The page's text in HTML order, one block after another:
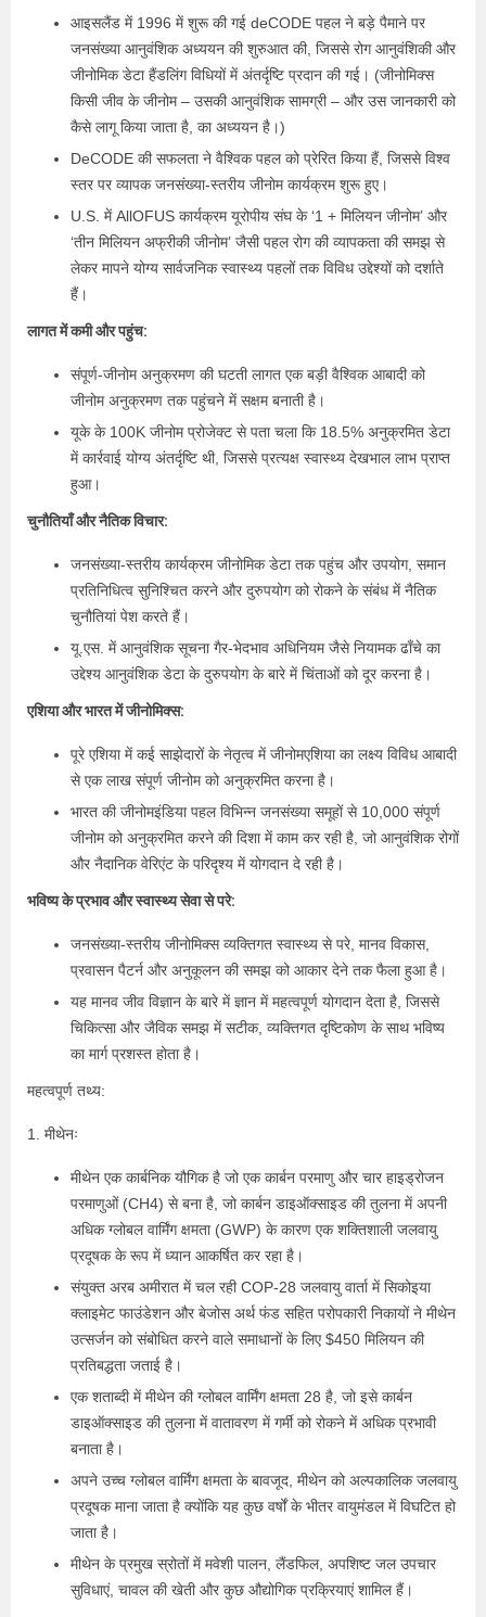
आइसलैंड में 1996 में शुरू की गई deCODE पहल ने बड़े पैमाने पर
जनसंख्या आनुवंशिक अध्ययन की शुरुआत की, जिससे रोग आनुवंशिकी और
जीनोमिक डेटा हैंडलिंग विधियों में अंतर्दृष्टि प्रदान की गई। (जीनोमिक्स
किसी जीव के जीनोम – उसकी आनुवंशिक सामग्री – और उस जानकारी को
कैसे लागू किया जाता है, का अध्ययन है।)
DeCODE की सफलता ने वैश्विक पहल को प्रेरित किया हैं, जिससे विश्व
स्तर पर व्यापक जनसंख्या-स्तरीय जीनोम कार्यक्रम शुरू हुए।
U.S. में AllOFUS कार्यक्रम यूरोपीय संघ के ‘1 + मिलियन जीनोम’ और
‘तीन मिलियन अफ्रीकी जीनोम’ जैसी पहल रोग की व्यापकता की समझ से
लेकर मापने योग्य सार्वजनिक स्वास्थ्य पहलों तक विविध उद्देश्यों को दर्शाते
हैं।
लागत में कमी और पहुंच:
संपूर्ण-जीनोम अनुक्रमण की घटती लागत एक बड़ी वैश्विक आबादी को
जीनोम अनुक्रमण तक पहुंचने में सक्षम बनाती है।
यूके के 100K जीनोम प्रोजेक्ट से पता चला कि 18.5% अनुक्रमित डेटा
में कार्रवाई योग्य अंतर्दृष्टि थी, जिससे प्रत्यक्ष स्वास्थ्य देखभाल लाभ प्राप्त
हुआ।
चुनौतियाँ और नैतिक विचार:
जनसंख्या-स्तरीय कार्यक्रम जीनोमिक डेटा तक पहुंच और उपयोग, समान
प्रतिनिधित्व सुनिश्चित करने और दुरुपयोग को रोकने के संबंध में नैतिक
चुनौतियां पेश करते हैं।
यू.एस. में आनुवंशिक सूचना गैर-भेदभाव अधिनियम जैसे नियामक ढाँचे का
उद्देश्य आनुवंशिक डेटा के दुरुपयोग के बारे में चिंताओं को दूर करना है।
एशिया और भारत में जीनोमिक्स:
पूरे एशिया में कई साझेदारों के नेतृत्व में जीनोमएशिया का लक्ष्य विविध आबादी
से एक लाख संपूर्ण जीनोम को अनुक्रमित करना है।
भारत की जीनोमइंडिया पहल विभिन्न जनसंख्या समूहों से 10,000 संपूर्ण
जीनोम को अनुक्रमित करने की दिशा में काम कर रही है, जो आनुवंशिक रोगों
और नैदानिक वेरिएंट के परिदृश्य में योगदान दे रही है।
भविष्य के प्रभाव और स्वास्थ्य सेवा से परे:
जनसंख्या-स्तरीय जीनोमिक्स व्यक्तिगत स्वास्थ्य से परे, मानव विकास,
प्रवासन पैटर्न और अनुकूलन की समझ को आकार देने तक फैला हुआ है।
यह मानव जीव विज्ञान के बारे में ज्ञान में महत्वपूर्ण योगदान देता है, जिससे
चिकित्सा और जैविक समझ में सटीक, व्यक्तिगत दृष्टिकोण के साथ भविष्य
का मार्ग प्रशस्त होता है।
महत्वपूर्ण तथ्य:
1. मीथेनः
मीथेन एक कार्बनिक यौगिक है जो एक कार्बन परमाणु और चार हाइड्रोजन
परमाणुओं (CH4) से बना है, जो कार्बन डाइऑक्साइड की तुलना में अपनी
अधिक ग्लोबल वार्मिंग क्षमता (GWP) के कारण एक शक्तिशाली जलवायु
प्रदूषक के रूप में ध्यान आकर्षित कर रहा है।
संयुक्त अरब अमीरात में चल रही COP-28 जलवायु वार्ता में सिकोइया
क्लाइमेट फाउंडेशन और बेजोस अर्थ फंड सहित परोपकारी निकायों ने मीथेन
उत्सर्जन को संबोधित करने वाले समाधानों के लिए $450 मिलियन की
प्रतिबद्धता जताई है।
एक शताब्दी में मीथेन की ग्लोबल वार्मिंग क्षमता 28 है, जो इसे कार्बन
डाइऑक्साइड की तुलना में वातावरण में गर्मी को रोकने में अधिक प्रभावी
बनाता है।
अपने उच्च ग्लोबल वार्मिंग क्षमता के बावजूद, मीथेन को अल्पकालिक जलवायु
प्रदूषक माना जाता है क्योंकि यह कुछ वर्षों के भीतर वायुमंडल में विघटित हो
जाता है।
मीथेन के प्रमुख स्रोतों में मवेशी पालन, लैंडफिल, अपशिष्ट जल उपचार
सुविधाएं, चावल की खेती और कुछ औद्योगिक प्रक्रियाएं शामिल हैं।